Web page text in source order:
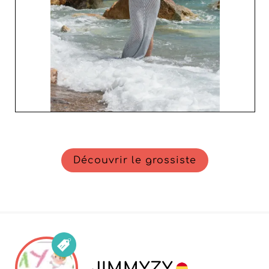
Découvrir le grossiste